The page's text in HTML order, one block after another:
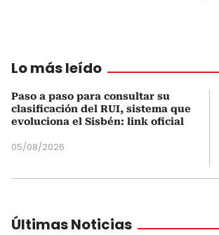
Lo más leído
Paso a paso para consultar su
clasificación del RUI, sistema que
evoluciona el Sisbén: link oficial
05/08/2026
Últimas Noticias